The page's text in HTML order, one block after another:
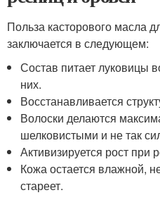
Польза касторового масла
заключается в следующем:
Состав питает луковицы
них.
Восстанавливается
Волоски делаются
шелковистыми и не так
Активизируется рост при
Кожа остается влажной,
стареет.